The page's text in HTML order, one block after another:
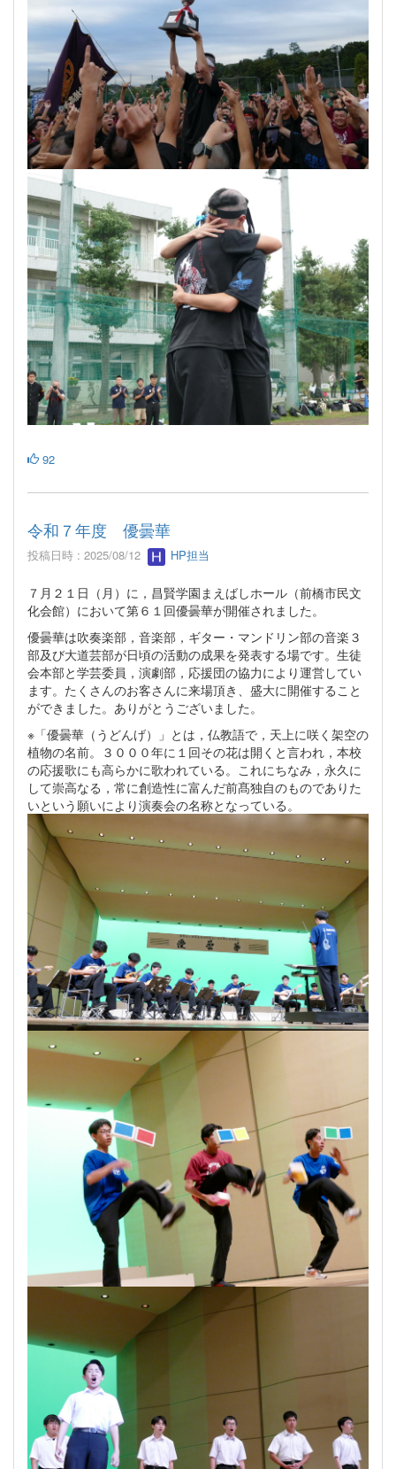
92
令和７年度 優曇華
投稿日時 : 2025/08/12 HP担当
７月２１日（月）に，昌賢学園まえばしホール（前橋市民文
化会館）において第６１回優曇華が開催されました。
優曇華は吹奏楽部，音楽部，ギター・マンドリン部の音楽３
部及び大道芸部が日頃の活動の成果を発表する場です。生徒
会本部と学芸委員，演劇部，応援団の協力により運営してい
ます。たくさんのお客さんに来場頂き、盛大に開催すること
ができました。ありがとうございました。
※「優曇華（うどんげ）」とは，仏教語で，天上に咲く架空の
植物の名前。３０００年に１回その花は開くと言われ，本校
の応援歌にも高らかに歌われている。これにちなみ，永久に
して崇高なる，常に創造性に富んだ前髙独自のものでありた
いという願いにより演奏会の名称となっている。